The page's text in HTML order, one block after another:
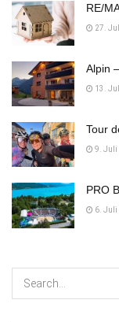
RE/
27.
Alpin
13.
Tour
9. Juli
PRO
6. Juli